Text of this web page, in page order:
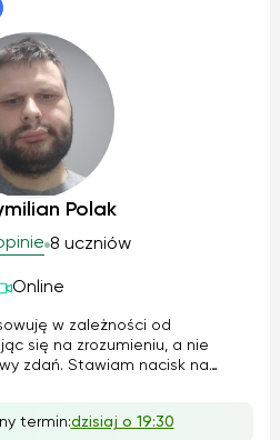
Polak
8 uczniów
Online
w zależności od
się na zrozumieniu, a nie
zdań. Stawiam nacisk na
to, aby uczeń czuł się
Z młodszymi dziećmi skupiam
prostych zdań, za...
termin:dzisiaj o 19:30